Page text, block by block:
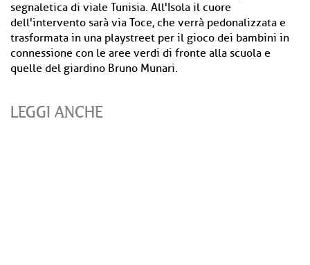
segnaletica di viale Tunisia. All'Isola il cuore
dell'intervento sarà via Toce, che verrà pedonalizzata e
trasformata in una playstreet per il gioco dei bambini in
connessione con le aree verdi di fronte alla scuola e
quelle del giardino Bruno Munari.
LEGGI ANCHE